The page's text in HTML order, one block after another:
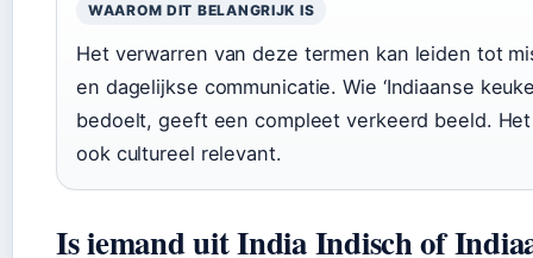
WAAROM DIT BELANGRIJK IS
Het verwarren van deze termen kan leiden tot
en dagelijkse communicatie. Wie ‘Indiaanse
bedoelt, geeft een compleet verkeerd beeld.
ook cultureel relevant.
Is iemand uit India Indisch of